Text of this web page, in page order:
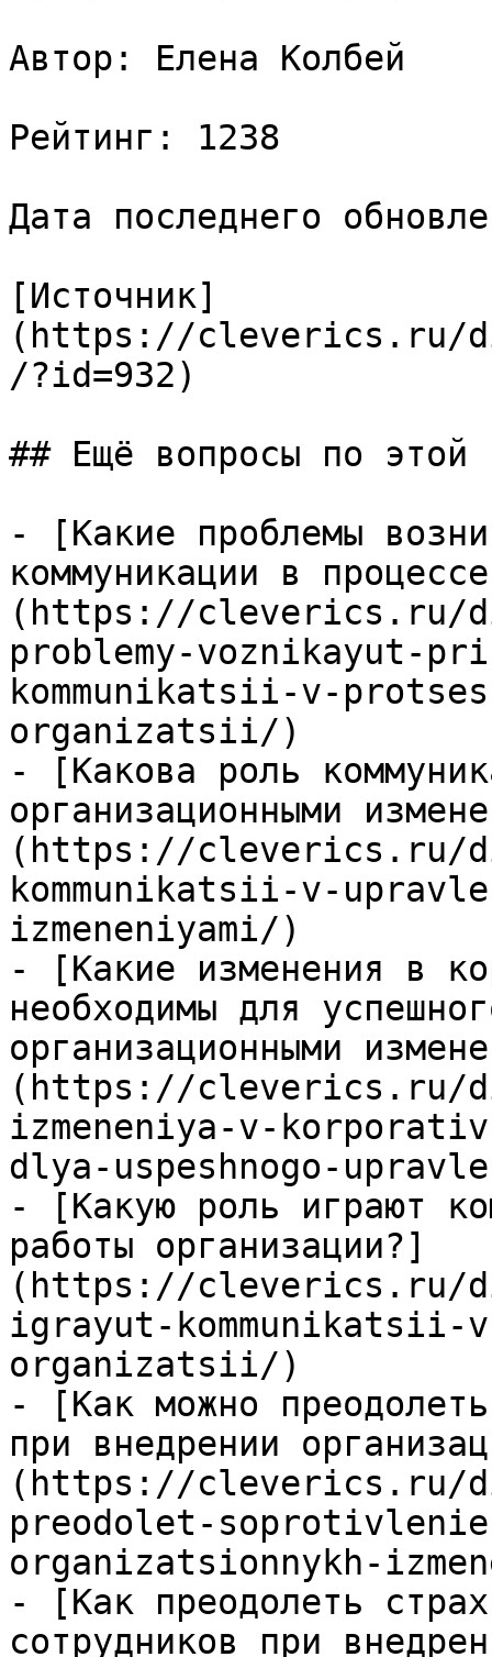
Автор: Елена Колбей
Рейтинг: 1238
Дата последнего
[Источник]
(https://cleverics.ru/
/?id=932)
## Ещё вопросы по этой
- [Какие проблемы
коммуникации в
(https://cleverics.ru/
problemy-voznikayut-
kommunikatsii-v-
organizatsii/)
- [Какова роль
организационными
(https://cleverics.ru/
kommunikatsii-v-
izmeneniyami/)
- [Какие изменения в
необходимы для
организационными
(https://cleverics.ru/
izmeneniya-v-
dlya-uspeshnogo-
- [Какую роль играют
работы организации?]
(https://cleverics.ru/
igrayut-
organizatsii/)
- [Как можно преодолеть
при внедрении
(https://cleverics.ru/
preodolet-
organizatsionnykh-
- [Как преодолеть
сотрудников при